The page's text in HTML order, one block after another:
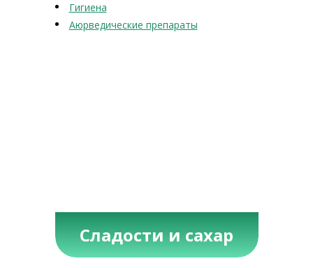
Гигиена
Аюрведические препараты
Сладости и сахар